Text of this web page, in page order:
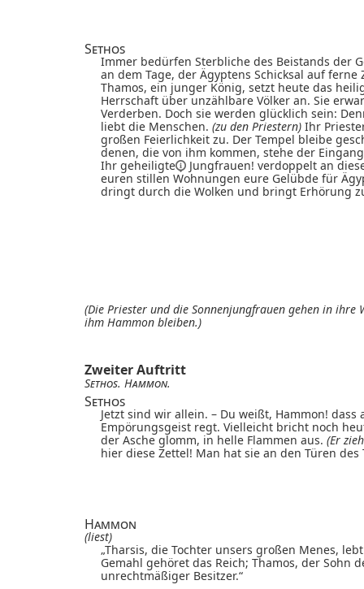
Sethos
Immer bedürfen Sterbliche des Beistands der
an dem Tage, der Ägyptens Schicksal auf
Thamos, ein junger König, setzt heute das
Herrschaft über unzählbare Völker an. Sie
Verderben. Doch sie werden glücklich sein:
liebt die Menschen. (zu den Priestern) Ihr
großen Feierlichkeit zu. Der Tempel bleibe
denen, die von ihm kommen, stehe der
Ihr geheiligte
Jungfrauen! verdoppelt an
euren stillen Wohnungen eure Gelübde für
dringt durch die Wolken und bringt Erhörung
(Die Priester und die Sonnenjungfrauen gehen in ihre
ihm Hammon bleiben.)
Zweiter Auftritt
Sethos. Hammon.
Sethos
Jetzt sind wir allein. – Du weißt, Hammon!
Empörungsgeist regt. Vielleicht bricht noch
der Asche glomm, in helle Flammen aus. (Er
hier diese Zettel! Man hat sie an den Türen
Hammon
(liest)
„Tharsis, die Tochter unsers großen Menes,
Gemahl gehöret das Reich; Thamos, der Sohn
unrechtmäßiger Besitzer.“